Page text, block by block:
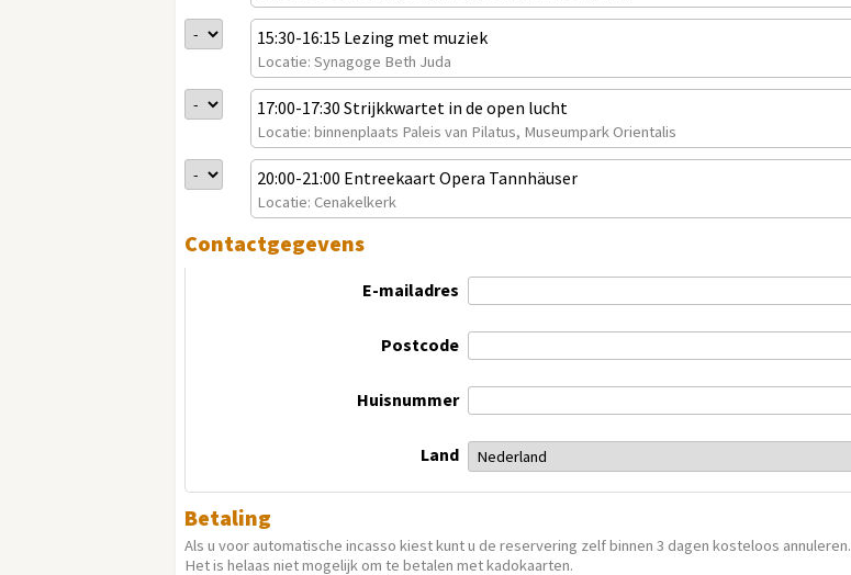
15:30-16:15 Lezing met muziek
Locatie: Synagoge Beth Juda
17:00-17:30 Strijkkwartet in de open lucht
Locatie: binnenplaats Paleis van Pilatus, Museumpark Orientalis
20:00-21:00 Entreekaart Opera Tannhäuser
Locatie: Cenakelkerk
Contactgegevens
E-mailadres
Postcode
Huisnummer
Land
Betaling
Als u voor automatische incasso kiest kunt u de reservering zelf binnen 3 dagen kosteloos annuleren.
Het is helaas niet mogelijk om te betalen met kadokaarten.